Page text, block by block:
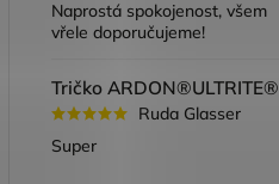
Naprostá spokojenost, všem
vřele doporučujeme!
Ruda Glasser
Super